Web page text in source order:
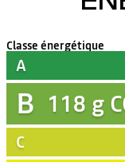
Classe énergétique
A
B 118 g
C